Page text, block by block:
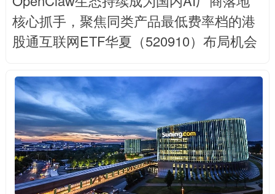
核心抓手，聚焦同类产品最低费率档的港
股通互联网ETF华夏（520910）布局机会